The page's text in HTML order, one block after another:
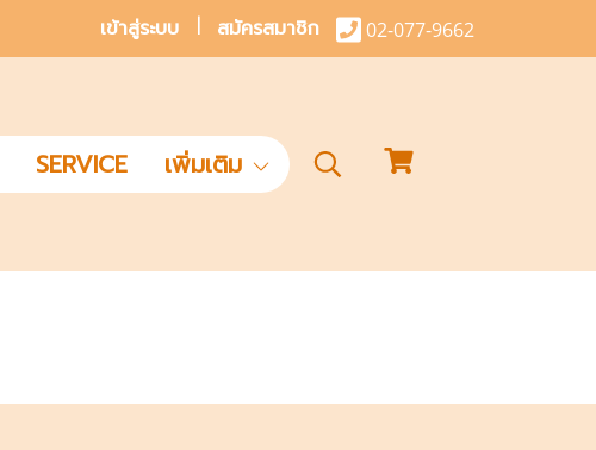
เข้าสู่ระบบ สมัครสมาชิก 02-077-9662
SERVICE เพิ่มเติม